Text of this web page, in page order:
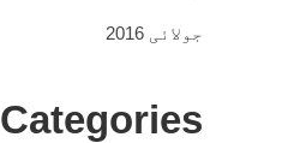
جولائی 2016
Categories